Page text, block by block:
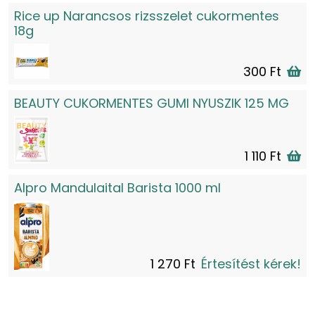
Rice up Narancsos rizsszelet cukormentes
18g
300 Ft
BEAUTY CUKORMENTES GUMI NYUSZIK 125 MG
1 110 Ft
Alpro Mandulaital Barista 1000 ml
1 270 Ft Értesítést kérek!